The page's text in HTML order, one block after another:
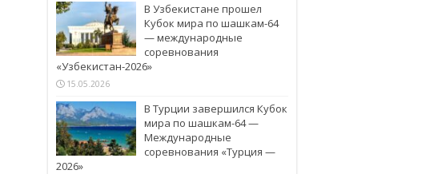
В Узбекистане прошел
Кубок мира по шашкам-64
— международные
соревнования
«Узбекистан-2026»
15.05.2026
В Турции завершился Кубок
мира по шашкам-64 —
Международные
соревнования «Турция —
2026»